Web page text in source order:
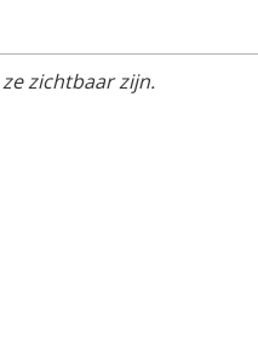
zichtbaar zijn.